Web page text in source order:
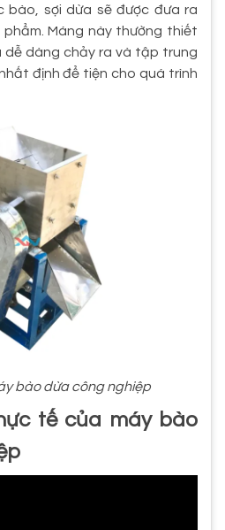
bào, sợi dừa sẽ được đưa ra
Máng này thường thiết
dễ dàng chảy ra và tập trung
định để tiện cho quá trình
bào dừa công nghiệp
tế của máy bào